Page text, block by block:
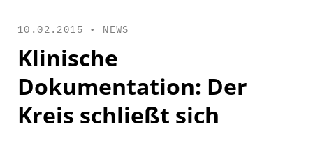
10.02.2015 • NEWS
Klinische
Dokumentation: Der
Kreis schließt sich